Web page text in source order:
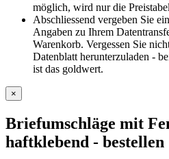
möglich, wird nur die
Abschliessend vergeben Sie
Angaben zu Ihrem
Warenkorb. Vergessen Sie
Datenblatt herunterzuladen -
ist das goldwert.
×
Briefumschläge mit
haftklebend - bestellen